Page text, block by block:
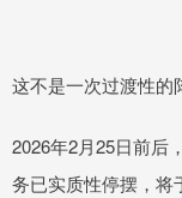
这不是一次过渡性的
2026年2月25日前后
务已实质性停摆，将